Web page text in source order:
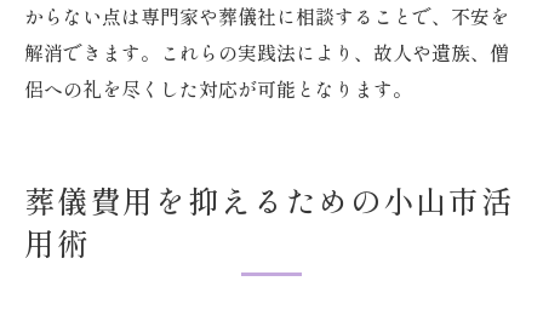
からない点は専門家や葬儀社に相談することで、不安を
解消できます。これらの実践法により、故人や遺族、僧
侶への礼を尽くした対応が可能となります。
葬儀費用を抑えるための小山市活
用術